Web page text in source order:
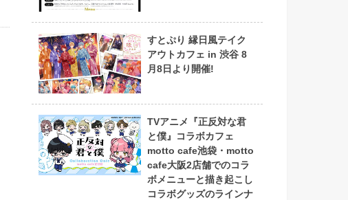
すとぷり 縁日風テイク
アウトカフェ in 渋谷 8
月8日より開催!
TVアニメ『正反対な君
と僕』コラボカフェ
motto cafe池袋・motto
cafe大阪2店舗でのコラ
ボメニューと描き起こし
コラボグッズのラインナ